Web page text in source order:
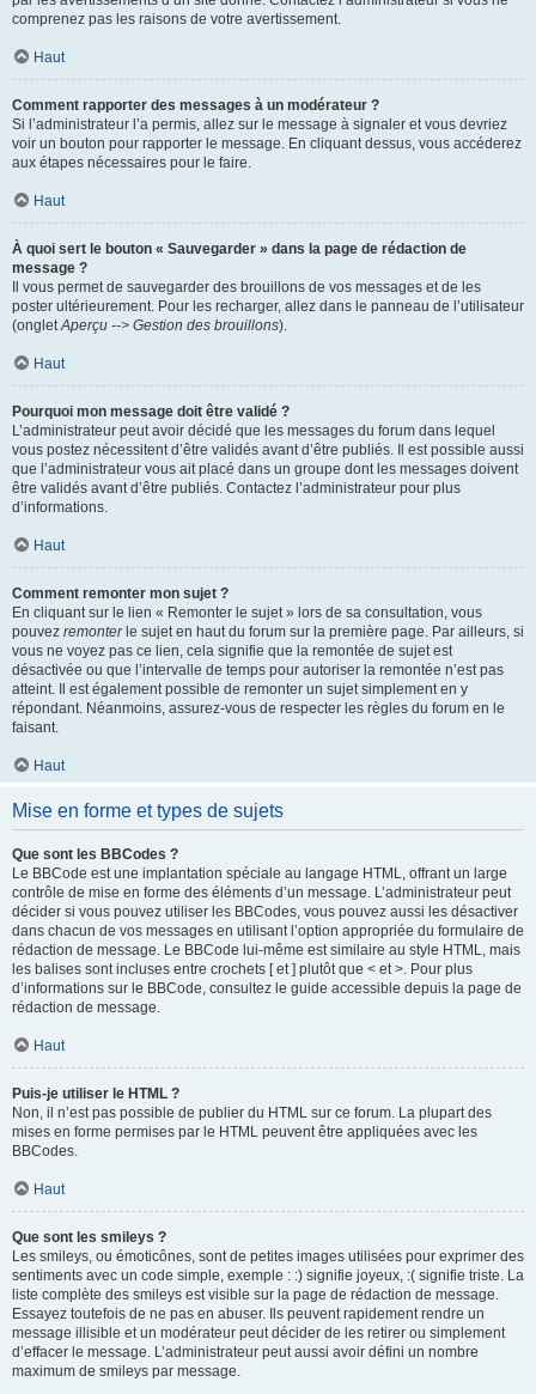
comprenez pas les raisons de votre avertissement.
Haut
Comment rapporter des messages à un modérateur ?
Si l’administrateur l’a permis, allez sur le message à signaler et vous devriez
voir un bouton pour rapporter le message. En cliquant dessus, vous accéderez
aux étapes nécessaires pour le faire.
Haut
À quoi sert le bouton « Sauvegarder » dans la page de rédaction de
message ?
Il vous permet de sauvegarder des brouillons de vos messages et de les
poster ultérieurement. Pour les recharger, allez dans le panneau de l’utilisateur
(ongletAperçu --> Gestion des brouillons).
Haut
Pourquoi mon message doit être validé ?
L’administrateur peut avoir décidé que les messages du forum dans lequel
vous postez nécessitent d’être validés avant d’être publiés. Il est possible aussi
que l’administrateur vous ait placé dans un groupe dont les messages doivent
être validés avant d’être publiés. Contactez l’administrateur pour plus
d’informations.
Haut
Comment remonter mon sujet ?
En cliquant sur le lien « Remonter le sujet » lors de sa consultation, vous
pouvez remonterle sujet en haut du forum sur la première page. Par ailleurs, si
vous ne voyez pas ce lien, cela signifie que la remontée de sujet est
désactivée ou que l’intervalle de temps pour autoriser la remontée n’est pas
atteint. Il est également possible de remonter un sujet simplement en y
répondant. Néanmoins, assurez-vous de respecter les règles du forum en le
faisant.
Haut
Mise en forme et types de sujets
Que sont les BBCodes ?
Le BBCode est une implantation spéciale au langage HTML, offrant un large
contrôle de mise en forme des éléments d’un message. L’administrateur peut
décider si vous pouvez utiliser les BBCodes, vous pouvez aussi les désactiver
dans chacun de vos messages en utilisant l’option appropriée du formulaire de
rédaction de message. Le BBCode lui-même est similaire au style HTML, mais
les balises sont incluses entre crochets [ et ] plutôt que < et >. Pour plus
d’informations sur le BBCode, consultez le guide accessible depuis la page de
rédaction de message.
Haut
Puis-je utiliser le HTML ?
Non, il n’est pas possible de publier du HTML sur ce forum. La plupart des
mises en forme permises par le HTML peuvent être appliquées avec les
BBCodes.
Haut
Que sont les smileys ?
Les smileys, ou émoticônes, sont de petites images utilisées pour exprimer des
sentiments avec un code simple, exemple : :) signifie joyeux, :( signifie triste. La
liste complète des smileys est visible sur la page de rédaction de message.
Essayez toutefois de ne pas en abuser. Ils peuvent rapidement rendre un
message illisible et un modérateur peut décider de les retirer ou simplement
d’effacer le message. L’administrateur peut aussi avoir défini un nombre
maximum de smileys par message.